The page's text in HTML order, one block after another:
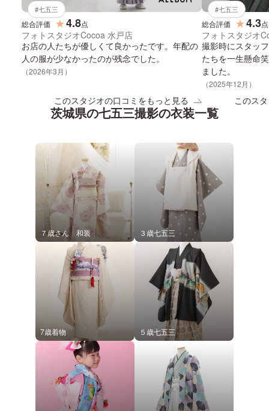
#七五三
総合評価 ★4.8点
フォトスタジオCocoa 水戸店
お店の人たちが優しくて良かったです。年配の
人の服が少なかったのが残念でした。
（2026年3月）
このスタジオの口コミをもっと見る
#七五三
総合評価 ★4.3点
フォトスタジオ
撮影時にスタッ
たちを一生懸命
ました。
（2025年12月）
このス
茨城県の七五三撮影の衣装一覧
７歳さん 和装 ３歳七五三
7歳着物 ５歳七五三